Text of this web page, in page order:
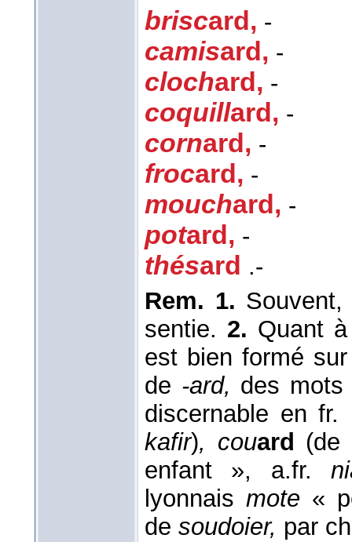
briscard , -
camisard , -
clochard , -
coquillard , -
cornard , -
frocard , -
mouchard , -
potard , -
thésard .-
Rem. 1.
sentie. 2. Quant
est bien formé
de -ard, des
discernable en
kafir), couard
enfant », a.fr.
lyonnais mote «
de soudoier, par